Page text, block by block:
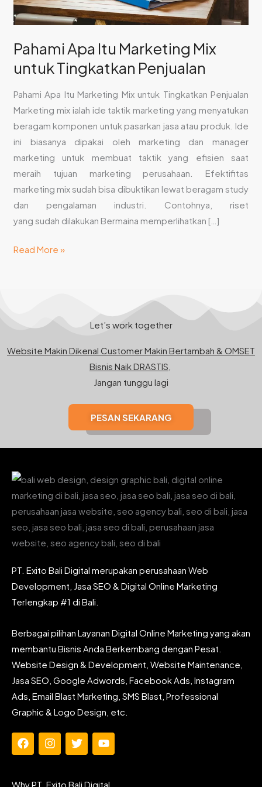
Pahami Apa Itu Marketing Mix
untuk Tingkatkan Penjualan
Pahami Apa Itu Marketing Mix untuk Tingkatkan Penjualan
Marketing mix ialah ide taktik marketing yang menyatukan
beragam komponen untuk pasarkan jasa atau produk. Ide
ini biasanya dipakai oleh marketing dan manager
marketing untuk membuat taktik yang efisien saat
meraih tujuan marketing perusahaan. Efektifitas
marketing mix sudah bisa dibuktikan lewat beragam study
dan pengalaman industri. Contohnya, riset
yang sudah dilakukan Bermaina memperlihatkan […]
Read More »
Let’s work together
Website Makin Dikenal Customer Makin Bertambah & OMSET
Bisnis Naik DRASTIS,
Jangan tunggu lagi
PESAN SEKARANG
PT. Exito Bali Digital merupakan perusahaan Web
Development, Jasa SEO & Digital Online Marketing
Terlengkap #1 di Bali.
Berbagai pilihan Layanan Digital Online Marketing yang akan
membantu Bisnis Anda Berkembang dengan Pesat.
Website Design & Development, Website Maintenance,
Jasa SEO, Google Adwords, Facebook Ads, Instagram
Ads, Email Blast Marketing, SMS Blast, Professional
Graphic & Logo Design, etc.
F I T Y
Why PT. Exito Bali Digital